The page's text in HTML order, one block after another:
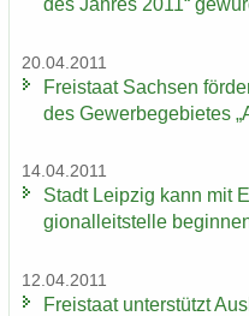
des Jah­res 2011“
20.04.2011
Frei­staat Sach­sen
des Ge­wer­be­ge­bie­tes
14.04.2011
Stadt Leip­zig kann mit
gio­nal­leit­stel­le
12.04.2011
Frei­staat un­ter­stützt